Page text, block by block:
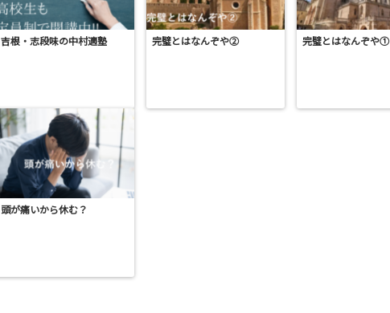
吉根・志段味の中村適塾 完璧とはなんぞや② 完璧とはなんぞや①
頭が痛いから休む？